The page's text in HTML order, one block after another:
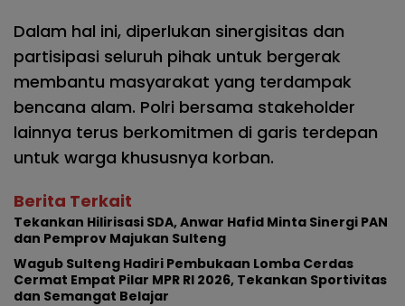
Dalam hal ini, diperlukan sinergisitas dan
partisipasi seluruh pihak untuk bergerak
membantu masyarakat yang terdampak
bencana alam. Polri bersama stakeholder
lainnya terus berkomitmen di garis terdepan
untuk warga khususnya korban.
Berita Terkait
Tekankan Hilirisasi SDA, Anwar Hafid Minta Sinergi PAN
dan Pemprov Majukan Sulteng
Wagub Sulteng Hadiri Pembukaan Lomba Cerdas
Cermat Empat Pilar MPR RI 2026, Tekankan Sportivitas
dan Semangat Belajar